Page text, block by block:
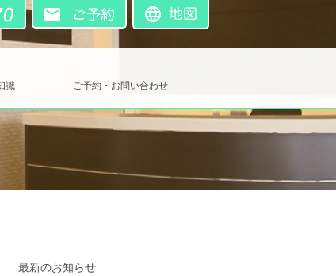
識 ご予約・お問い合わせ
最新のお知らせ